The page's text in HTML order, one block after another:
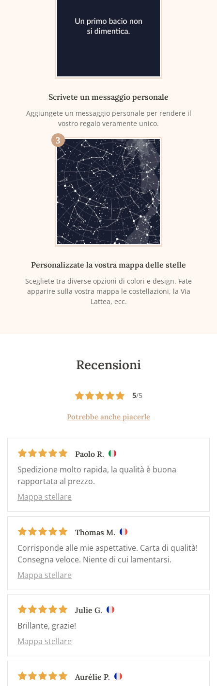
Scrivete un messaggio personale
Aggiungete un messaggio personale per rendere il
vostro regalo veramente unico.
3
Personalizzate la vostra mappa delle stelle
Scegliete tra diverse opzioni di colori e design. Fate
apparire sulla vostra mappa le costellazioni, la Via
Lattea, ecc.
Recensioni
5/5
Potrebbe anche piacerle
Paolo R.
Spedizione molto rapida, la qualità è buona
rapportata al prezzo.
Mappa stellare
Thomas M.
Corrisponde alle mie aspettative. Carta di qualità!
Consegna veloce. Niente di cui lamentarsi.
Mappa stellare
Julie G.
Brillante, grazie!
Mappa stellare
Aurélie P.